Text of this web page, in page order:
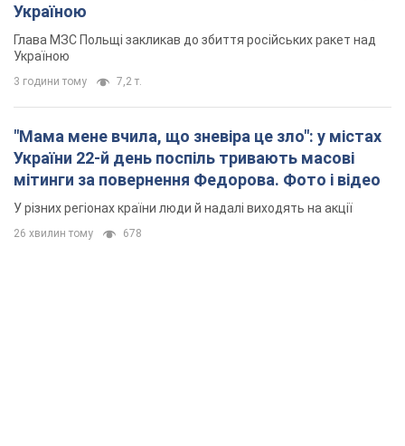
Україною
Глава МЗС Польщі закликав до збиття російських ракет над
Україною
3 години тому 7,2 т.
"Мама мене вчила, що зневіра це зло": у містах
України 22-й день поспіль тривають масові
мітинги за повернення Федорова. Фото і відео
У різних регіонах країни люди й надалі виходять на акції
26 хвилин тому 678